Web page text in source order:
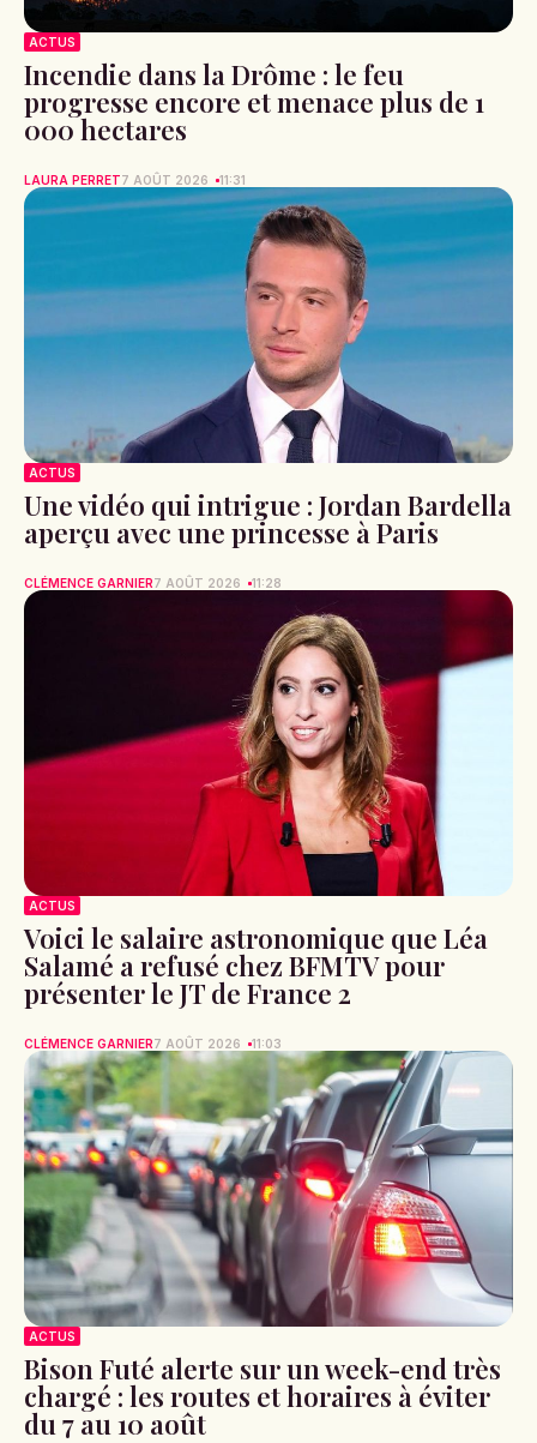
ACTUS
Incendie dans la Drôme : le feu
progresse encore et menace plus de 1
000 hectares
LAURA PERRET7 AOÛT 2026 11:31
ACTUS
Une vidéo qui intrigue : Jordan Bardella
aperçu avec une princesse à Paris
CLÉMENCE GARNIER7 AOÛT 2026 11:28
ACTUS
Voici le salaire astronomique que Léa
Salamé a refusé chez BFMTV pour
présenter le JT de France 2
CLÉMENCE GARNIER7 AOÛT 2026 11:03
ACTUS
Bison Futé alerte sur un week-end très
chargé : les routes et horaires à éviter
du 7 au 10 août